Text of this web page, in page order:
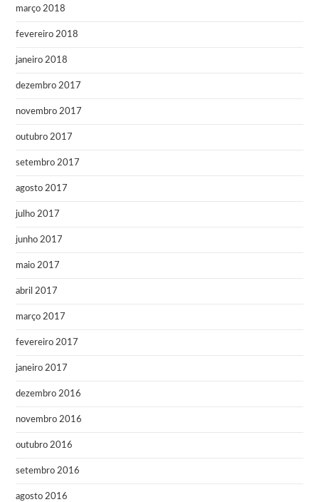
março 2018
fevereiro 2018
janeiro 2018
dezembro 2017
novembro 2017
outubro 2017
setembro 2017
agosto 2017
julho 2017
junho 2017
maio 2017
abril 2017
março 2017
fevereiro 2017
janeiro 2017
dezembro 2016
novembro 2016
outubro 2016
setembro 2016
agosto 2016